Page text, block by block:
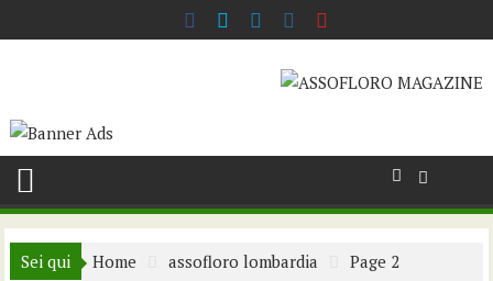
to
Sei qui Home assofloro lombardia Page 2